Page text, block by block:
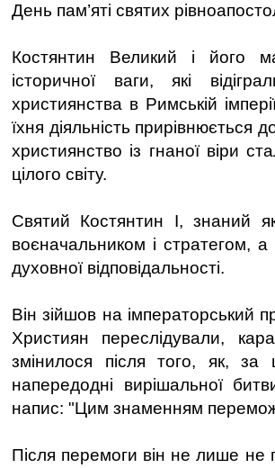
День пам’яті святих
Костянтин Великий і його
історичної ваги, які
християнства в Римській
їхня діяльність прирівнюється
християнство із гнаної віри
цілого світу.
Святий Костянтин І, знаний
воєначальником і стратегом,
духовної відповідальності.
Він зійшов на імператорський
Християн переслідували,
змінилося після того, як, за
напередодні вирішальної
напис: "Цим знаменням
Після перемоги він не лише не